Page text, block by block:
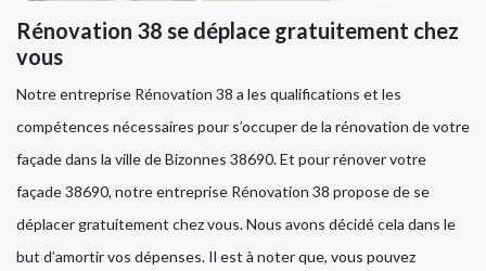
Rénovation 38 se déplace gratuitement chez
vous
Notre entreprise Rénovation 38 a les qualifications et les
compétences nécessaires pour s’occuper de la rénovation de votre
façade dans la ville de Bizonnes 38690. Et pour rénover votre
façade 38690, notre entreprise Rénovation 38 propose de se
déplacer gratuitement chez vous. Nous avons décidé cela dans le
but d’amortir vos dépenses. Il est à noter que, vous pouvez